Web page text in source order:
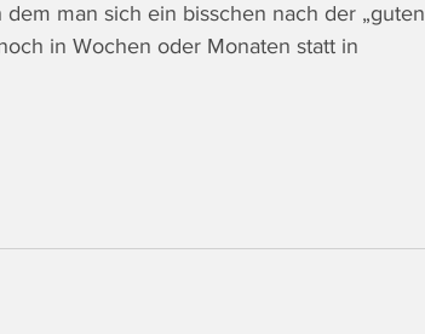
man sich ein bisschen nach der „guten
in Wochen oder Monaten statt in